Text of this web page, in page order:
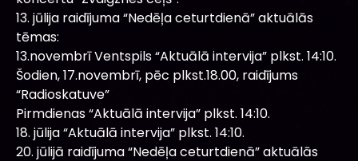
13. jūlija raidījuma “Nedēļa ceturtdienā” aktuālās
tēmas:
13.novembrī Ventspils “Aktuālā intervija” plkst. 14:10.
Šodien, 17.novembrī, pēc plkst.18.00, raidījums
“Radioskatuve”
Pirmdienas “Aktuālā intervija” plkst. 14:10.
18. jūlija “Aktuālā intervija” plkst. 14:10.
20. jūlijā raidījuma “Nedēļa ceturtdienā” aktuālās